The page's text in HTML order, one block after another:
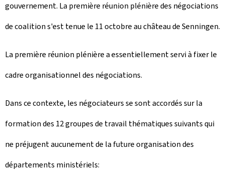
gouvernement. La première réunion plénière des négociations
de coalition s'est tenue le 11 octobre au château de Senningen.
La première réunion plénière a essentiellement servi à fixer le
cadre organisationnel des négociations.
Dans ce contexte, les négociateurs se sont accordés sur la
formation des 12 groupes de travail thématiques suivants qui
ne préjugent aucunement de la future organisation des
départements ministériels: